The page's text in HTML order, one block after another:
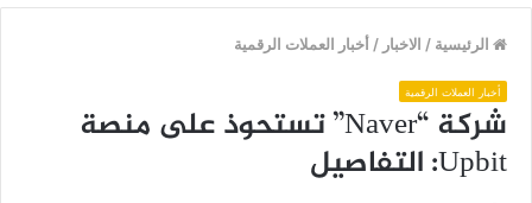
الرئيسية / الاخبار /أخبار العملات الرقمية
أخبار العملات الرقمية
شركة “Naver” تستحوذ على منصة
Upbit: التفاصيل